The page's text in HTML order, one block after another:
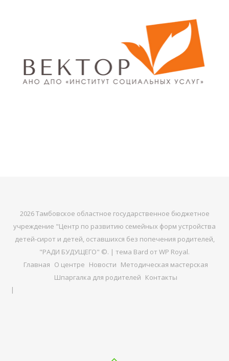
2026 Тамбовское областное государственное бюджетное
учреждение "Центр по развитию семейных форм устройства
детей-сирот и детей, оставшихся без попечения родителей,
"РАДИ БУДУЩЕГО" ©. | тема Bard от WP Royal.
Главная О центре Новости Методическая мастерская
Шпаргалка для родителей Контакты